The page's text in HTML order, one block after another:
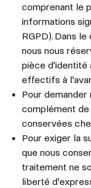
comprenant le
informations
RGPD). Dans
nous nous
pièce d'identité
effectifs à
Pour
complément
conservées
Pour exiger la
que nous
traitement ne
liberté